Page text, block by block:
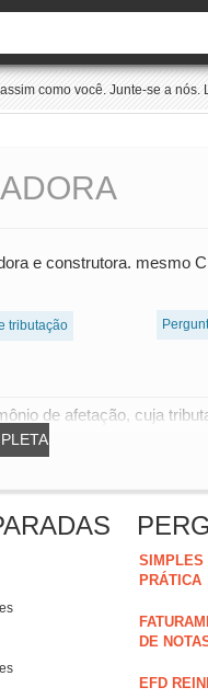
como você. Junte-se a nós.
e construtora. mesmo
tributação
de afetação, cuja
SIMPLES
PRÁTICA
DE
EFD